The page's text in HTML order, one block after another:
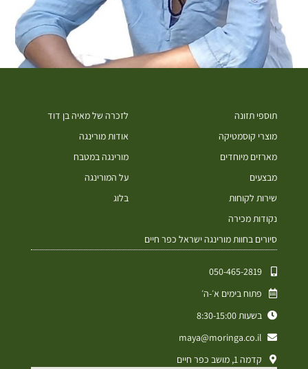
תוספי תזונה
מוצרי קוסמטיקה
מארזים מיוחדים
מבצעים
שירות לקוחות
נקודות מכירה
סיורים בחוות מורינגה ישראל כפר חיים
לזכרה של מאיה בן דוד
אודות מורינגה
מורינגה במטבח
על המורינגה
בלוג
050-465-2819⁩
פתוח בימים א׳-ה׳
בשעות 8:30-15:00
maya@moringa.co.il
קדמה 1, מושב כפר חיים